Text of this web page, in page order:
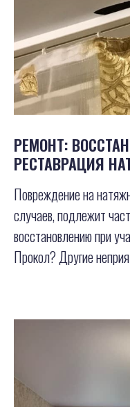
РЕМОНТ:
РЕСТАВРАЦИЯ
Повреждение на
случаев, подлежит
восстановлению при
Прокол? Другие